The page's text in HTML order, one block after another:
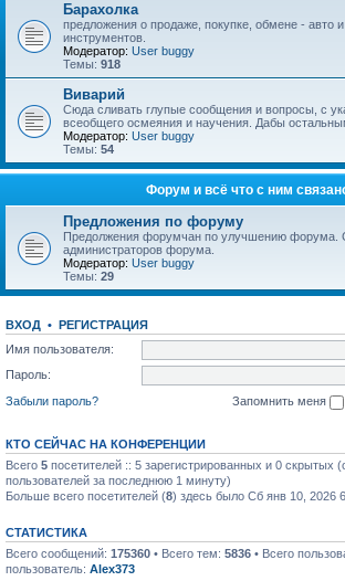
Барахолка
предложения о продаже, покупке, обмене - авто
инструментов.
Модератор: User buggy
Темы: 918
Виварий
Сюда сливать глупые сообщения и вопросы, с
всеобщего осмеяния и научения. Дабы
Модератор: User buggy
Темы: 54
Форум и всё что с ним
Предложения по форуму
Предолжения форумчан по улучшению форума.
администраторов форума.
Модератор: User buggy
Темы: 29
ВХОД • РЕГИСТРАЦИЯ
Имя пользователя:
Пароль:
Забыли пароль?
Запомнить меня
КТО СЕЙЧАС НА КОНФЕРЕНЦИИ
Всего 5 посетителей :: 5 зарегистрированных и 0 скрытых
пользователей за последнюю 1 минуту)
Больше всего посетителей (8) здесь было Сб янв 10, 2026
СТАТИСТИКА
Всего сообщений: 175360 • Всего тем: 5836 • Всего
пользователь: Alex373